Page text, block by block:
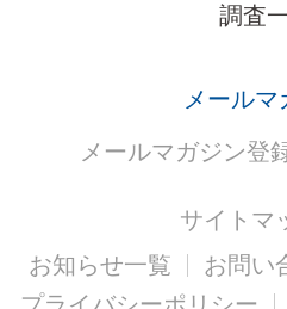
調査
メールマ
メールマガジン登
サイトマ
お知らせ一覧
お問い